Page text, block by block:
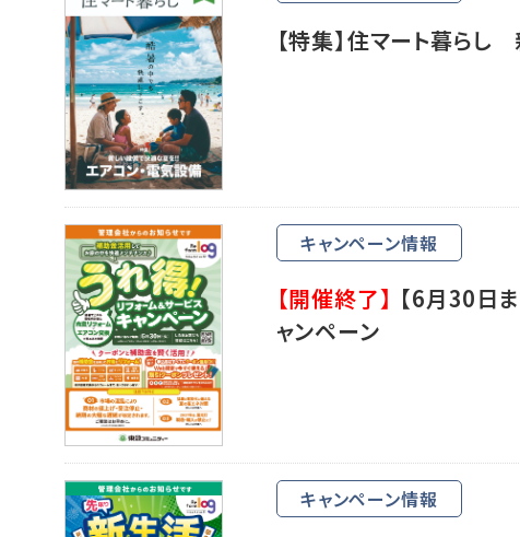
【特集】住マート暮ら
キャンペーン情報
【開催終了】 【6月30日
ャンペーン
キャンペーン情報